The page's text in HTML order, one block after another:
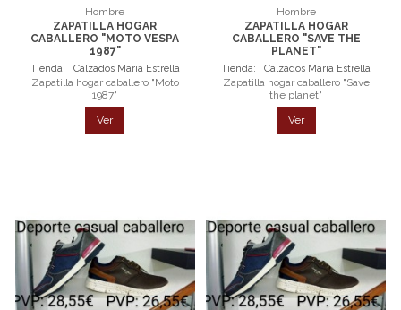
Hombre
ZAPATILLA HOGAR
CABALLERO "MOTO VESPA
1987"
Tienda: Calzados María Estrella
Zapatilla hogar caballero "Moto
1987"
Ver
Hombre
ZAPATILLA HOGAR
CABALLERO "SAVE THE
PLANET"
Tienda: Calzados María Estrella
Zapatilla hogar caballero "Save
the planet"
Ver